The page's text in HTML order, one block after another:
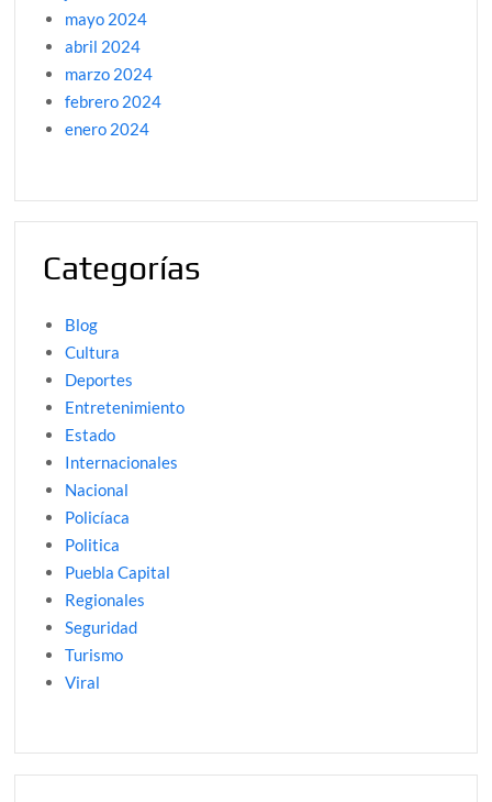
mayo 2024
abril 2024
marzo 2024
febrero 2024
enero 2024
Categorías
Blog
Cultura
Deportes
Entretenimiento
Estado
Internacionales
Nacional
Policíaca
Politica
Puebla Capital
Regionales
Seguridad
Turismo
Viral